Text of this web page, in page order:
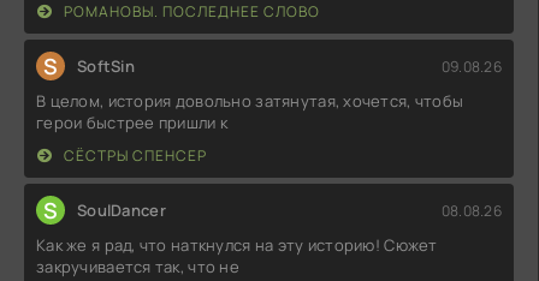
РОМАНОВЫ. ПОСЛЕДНЕЕ СЛОВО
S SoftSin 09.08.26
В целом, история довольно затянутая, хочется, чтобы
герои быстрее пришли к
СЁСТРЫ СПЕНСЕР
S SoulDancer 08.08.26
Как же я рад, что наткнулся на эту историю! Сюжет
закручивается так, что не